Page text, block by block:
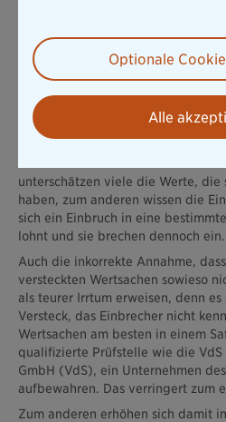
Durchschnitt waren es deutlich
von Februar bis August.
Eingebrochen wird nicht nur
Viele glauben fälschlicherweise
unterschätzen viele die Werte, die
haben, zum anderen wissen die
sich ein Einbruch in eine
lohnt und sie brechen dennoch ein.
Auch die inkorrekte Annahme,
versteckten Wertsachen sowieso
als teurer Irrtum erweisen, denn
Versteck, das Einbrecher nicht
Wertsachen am besten in einem
qualifizierte Prüfstelle wie die VdS
GmbH (VdS), ein Unternehmen
aufbewahren. Das verringert zum
Zum anderen erhöhen sich damit
Optionale
Alle